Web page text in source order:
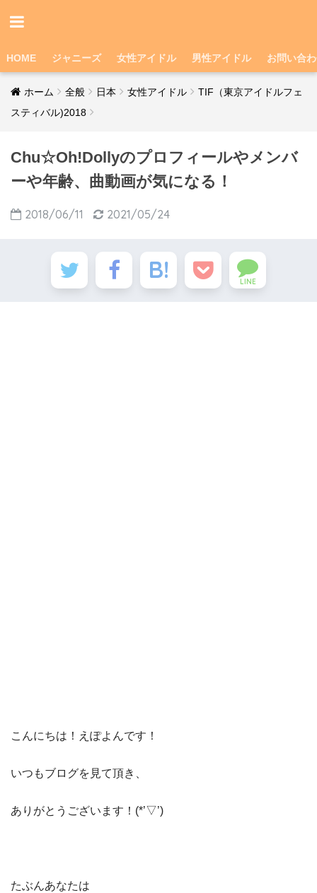
HOME ジャニーズ 女性アイドル 男性アイドル お問い合
ホーム 全般 日本 女性アイドル
TIF（東京アイドルフェ
スティバル)2018
Chu☆Oh!Dollyのプロフィールやメンバ
ーや年齢、曲動画が気になる！
2018/06/11 2021/05/24
LINE
こんにちは！えぽよんです！
いつもブログを見て頂き、
ありがとうございます！(*’▽’)
たぶんあなたは